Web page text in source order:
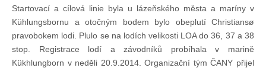
Ostatní
Soutěže a závody
Startovací a cílová linie byla u lázeňského města a maríny v
Kühlungsbornu a otočným bodem bylo obeplutí Christiansø
pravobokem lodi. Plulo se na lodích velikosti LOA do 36, 37 a 38
stop. Registrace lodí a závodníků probíhala v marině
Kükhlungborn v neděli 20.9.2014. Organizační tým ČANY přijel